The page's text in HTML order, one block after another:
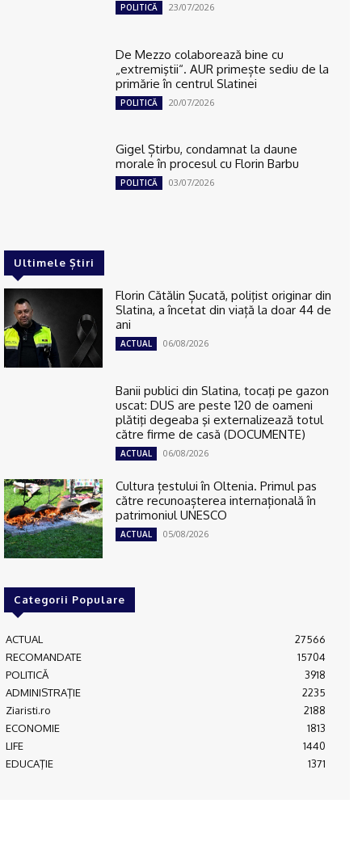
POLITICĂ 23/07/2026
De Mezzo colaborează bine cu
„extremiştii“. AUR primește sediu de la
primărie în centrul Slatinei
POLITICĂ 20/07/2026
Gigel Știrbu, condamnat la daune
morale în procesul cu Florin Barbu
POLITICĂ 03/07/2026
Ultimele Știri
Florin Cătălin Șucată, poliţist originar din
Slatina, a încetat din viață la doar 44 de
ani
ACTUAL 06/08/2026
Banii publici din Slatina, tocaţi pe gazon
uscat: DUS are peste 120 de oameni
plătiţi degeaba şi externalizează totul
către firme de casă (DOCUMENTE)
ACTUAL 06/08/2026
Cultura țestului în Oltenia. Primul pas
către recunoașterea internațională în
patrimoniul UNESCO
ACTUAL 05/08/2026
Categorii Populare
ACTUAL
27566
RECOMANDATE
15704
POLITICĂ
3918
ADMINISTRAŢIE
2235
Ziaristi.ro
2188
ECONOMIE
1813
LIFE
1440
EDUCAŢIE
1371